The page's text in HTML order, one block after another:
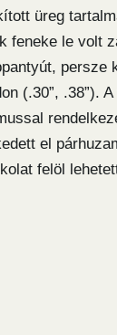
üreg
feneke le volt
persze
(.30”, .38”).
el
felöl